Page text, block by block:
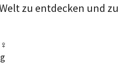
zu entdecken und zu
♀